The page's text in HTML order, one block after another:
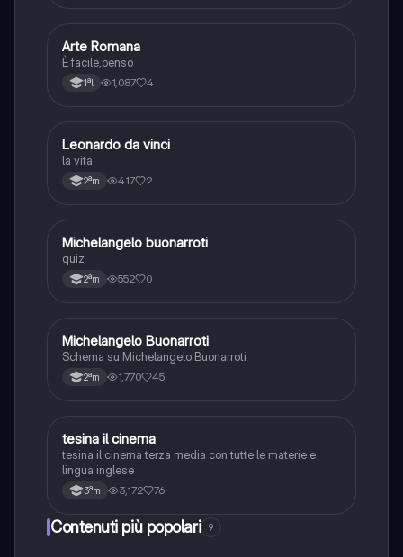
AStoria
Arte Romana
È facile,penso
1ªl 1,087 4
LArte
Leonardo da vinci
la vita
2ªm 417 2
MArte Michelangelo buonarroti
quiz
2ªm 552 0
Arte
Michelangelo Buonarroti
Schema su Michelangelo Buonarroti
2ªm 1,770 45
Italiano
tesina il cinema
tesina il cinema terza media con tutte le materie e
lingua inglese
3ªm 3,172 76
Contenuti più popolari 9